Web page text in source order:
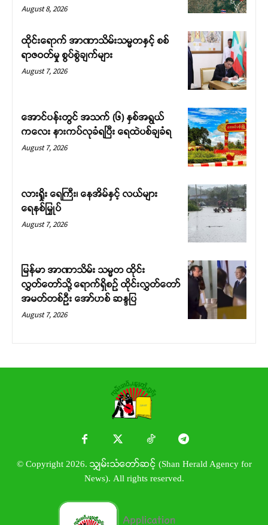
August 8, 2026
ထိုင်းရောက် အာဏာသိမ်းသမ္မတနှင့် စစ်
ရာဇဝတ်မှု စွပ်စွဲချက်များ
August 7, 2026
အောင်ပန်းတွင် အသက် (၆) နှစ်အရွယ်
ကလေး နားကပ်လုခံရပြီး ရေထဲပစ်ချခံရ
August 7, 2026
လားရှိုး ရေကြီး၊ နေအိမ်နှင့် လယ်များ
ရေနစ်မြှုပ်
August 7, 2026
မြန်မာ အာဏာသိမ်း သမ္မတ ထိုင်း
လွှတ်တော်သို့ ရောက်ရှိစဉ် ထိုင်းလွှတ်တော်
အမတ်တစ်ဦး အော်ဟစ် ဆန္ဒပြ
August 7, 2026
© Copyright 2026. သျှမ်းသံတော်ဆင့် (Shan Herald Agency for
News). All rights reserved.